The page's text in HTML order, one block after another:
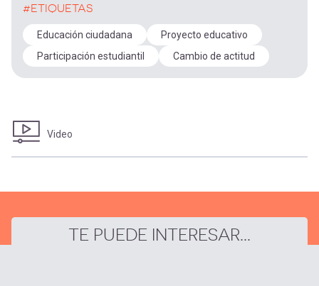
#ETIQUETAS
Educación ciudadana
Proyecto educativo
Participación estudiantil
Cambio de actitud
Video
TE PUEDE INTERESAR...